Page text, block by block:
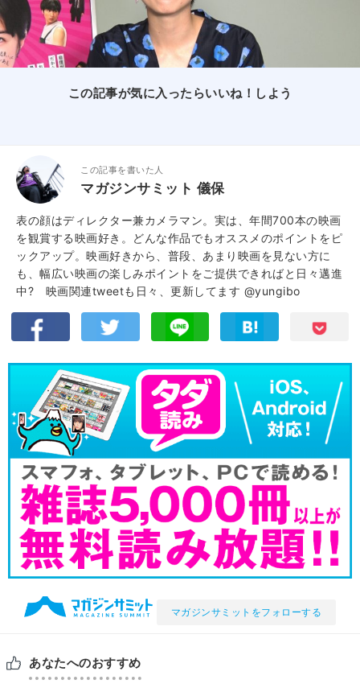
この記事が気に入ったらいいね！しよう
この記事を書いた人
マガジンサミット 儀保
表の顔はディレクター兼カメラマン。実は、年間700本の映画
を観賞する映画好き。どんな作品でもオススメのポイントをピ
ックアップ。映画好きから、普段、あまり映画を見ない方に
も、幅広い映画の楽しみポイントをご提供できればと日々邁進
中? 映画関連tweetも日々、更新してます @yungibo
マガジンサミットをフォローする
あなたへのおすすめ